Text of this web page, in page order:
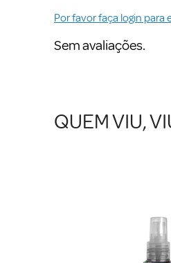
Por favor faça login para
Sem avaliações.
QUEM VIU,